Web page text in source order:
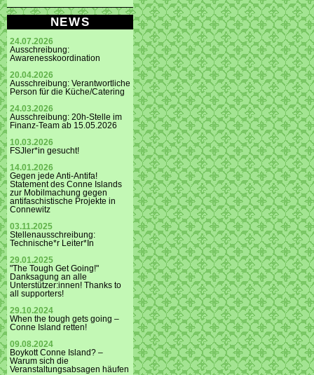
NEWS
24.07.2026
Ausschreibung:
Awarenesskoordination
20.04.2026
Ausschreibung: Verantwortliche
Person für die Küche/Catering
24.03.2026
Ausschreibung: 20h-Stelle im
Finanz-Team ab 15.05.2026
10.03.2026
FSJler*in gesucht!
14.01.2026
Gegen jede Anti-Antifa!
Statement des Conne Islands
zur Mobilmachung gegen
antifaschistische Projekte in
Connewitz
03.11.2025
Stellenausschreibung:
Technische*r Leiter*In
29.01.2025
"The Tough Get Going!"
Danksagung an alle
Unterstützer:innen! Thanks to
all supporters!
29.10.2024
When the tough gets going –
Conne Island retten!
09.08.2024
Boykott Conne Island? –
Warum sich die
Veranstaltungsabsagen häufen